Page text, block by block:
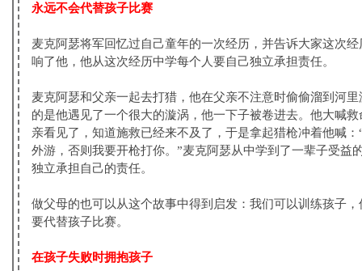
永远不会代替孩子比赛
麦克阿瑟将军回忆过自己童年的一次经历，并告诉大家这次
响了他，他从这次经历中学每个人要自己独立承担责任。
麦克阿瑟和父亲一起去打猎，他在父亲不注意时偷偷溜到河
的是他遇见了一个很大的漩涡，他一下子被卷进去。他大喊
亲看见了，知道施救已经来不及了，于是拿起猎枪冲着他喊：
外游，否则我要开枪打你。”麦克阿瑟从中学到了一辈子受益
独立承担自己的责任。
做父母的也可以从这个故事中得到启发：我们可以训练孩子
要代替孩子比赛。
在孩子失败时拥抱孩子